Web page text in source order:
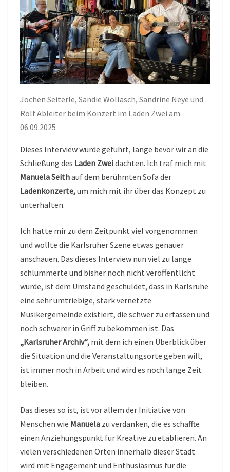
Jochen Seiterle, Sandie Wollasch, Sandrine Neye und
Rolf Ableiter beim Konzert im Laden Zwei am
06.09.2025
Dieses Interview wurde geführt, lange bevor wir an die
Schließung des Laden Zweidachten. Ich traf mich mit
Manuela Seithauf dem berühmten Sofa der
Ladenkonzerte,um mich mit ihr über das Konzept zu
unterhalten.
Ich hatte mir zu dem Zeitpunkt viel vorgenommen
und wollte die Karlsruher Szene etwas genauer
anschauen. Das dieses Interview nun viel zu lange
schlummerte und bisher noch nicht veröffentlicht
wurde, ist dem Umstand geschuldet, dass in Karlsruhe
eine sehr umtriebige, stark vernetzte
Musikergemeinde existiert, die schwer zu erfassen und
noch schwerer in Griff zu bekommen ist. Das
„Karlsruher Archiv“, mit dem ich einen Überblick über
die Situation und die Veranstaltungsorte geben will,
ist immer noch in Arbeit und wird es noch lange Zeit
bleiben.
Das dieses so ist, ist vor allem der Initiative von
Menschen wie Manuela zu verdanken, die es schaffte
einen Anziehungspunkt für Kreative zu etablieren. An
vielen verschiedenen Orten innerhalb dieser Stadt
wird mit Engagement und Enthusiasmus für die